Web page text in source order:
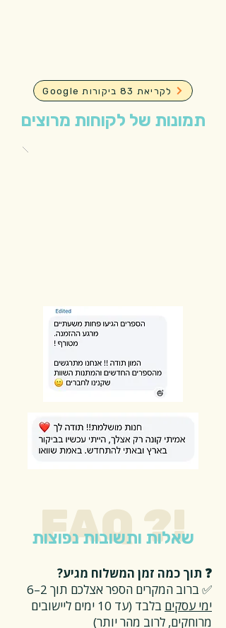
Google לקריאת 83 ביקורות
תמונות של לקוחות מרוצים
FAQ ?!
שאלות ותשובות נפוצות
❓ תוך כמה זמן המשלוח מגיע?
✅ ברוב המקרים הספר אצלכם תוך 2–6
ימי עסקים
בלבד (עד 10 ימים ליישובים
מרוחקים, לרוב מהר יותר)